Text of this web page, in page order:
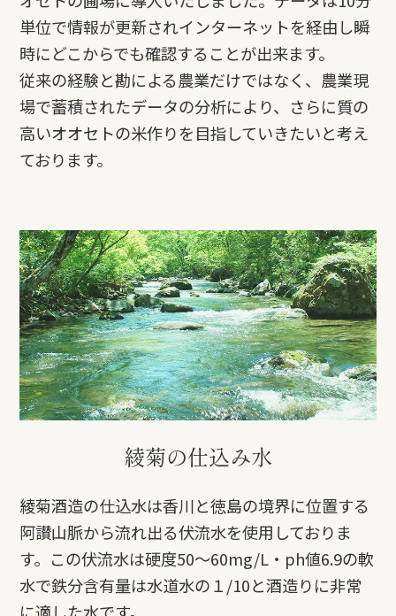
単位で情報が更新されインターネットを経由し瞬
時にどこからでも確認することが出来ます。
従来の経験と勘による農業だけではなく、農業現
場で蓄積されたデータの分析により、さらに質の
高いオオセトの米作りを目指していきたいと考え
ております。
綾菊の仕込み水
綾菊酒造の仕込水は香川と徳島の境界に位置する
阿讃山脈から流れ出る伏流水を使用しておりま
す。この伏流水は硬度50～60mg/L・ph値6.9の軟
水で鉄分含有量は水道水の１/10と酒造りに非常